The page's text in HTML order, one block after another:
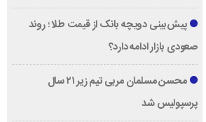
پیش‌بینی دویچه‌ بانک از قیمت طلا ؛ روند
صعودی بازار ادامه دارد؟
محسن مسلمان مربی تیم زیر ۲۱ سال
پرسپولیس شد